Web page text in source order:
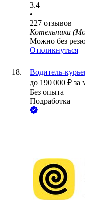
3.4
•
227 отзывов
Котельники
Можно без
Откликнуться
Водитель-
до 190 000 ₽ за
Без опыта
Подработка